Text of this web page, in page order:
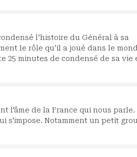
l’histoire du Général à sa
le rôle qu’il a joué dans le
25 minutes de condensé de sa vie
l'âme de la France qui nous parle.
s'impose. Notamment un petit